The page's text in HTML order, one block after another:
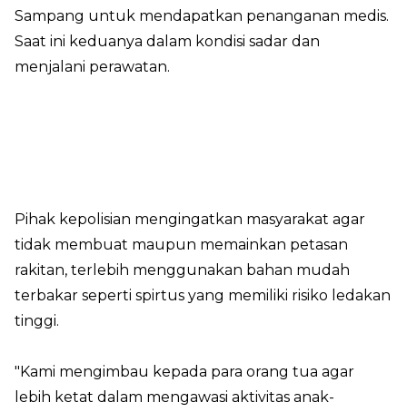
Sampang untuk mendapatkan penanganan medis.
Saat ini keduanya dalam kondisi sadar dan
menjalani perawatan.
Pihak kepolisian mengingatkan masyarakat agar
tidak membuat maupun memainkan petasan
rakitan, terlebih menggunakan bahan mudah
terbakar seperti spirtus yang memiliki risiko ledakan
tinggi.
"Kami mengimbau kepada para orang tua agar
lebih ketat dalam mengawasi aktivitas anak-